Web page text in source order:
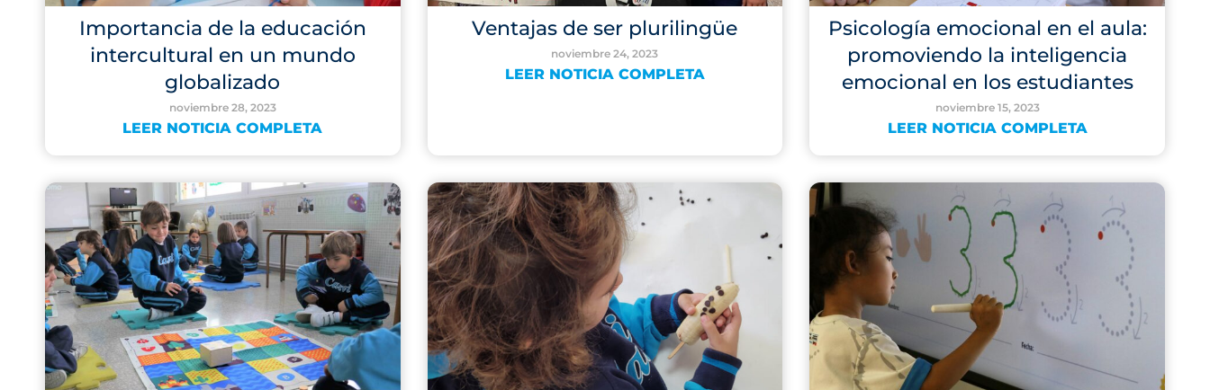
Importancia de la educación
intercultural en un mundo
globalizado
noviembre 28, 2023
LEER NOTICIA COMPLETA
Ventajas de ser plurilingüe
noviembre 24, 2023
LEER NOTICIA COMPLETA
Psicología emocional en el aula:
promoviendo la inteligencia
emocional en los estudiantes
noviembre 15, 2023
LEER NOTICIA COMPLETA